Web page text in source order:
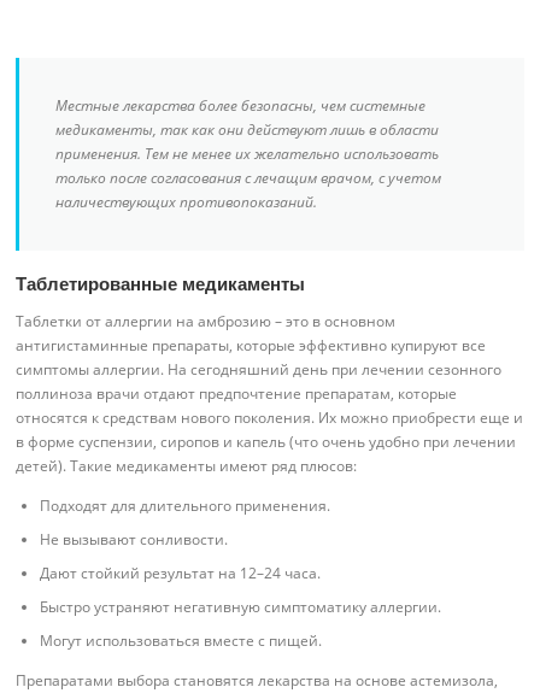
Местные лекарства более безопасны, чем системные
медикаменты, так как они действуют лишь в области
применения. Тем не менее их желательно использовать
только после согласования с лечащим врачом, с учетом
наличествующих противопоказаний.
Таблетированные медикаменты
Таблетки от аллергии на амброзию – это в основном
антигистаминные препараты, которые эффективно купируют все
симптомы аллергии. На сегодняшний день при лечении сезонного
поллиноза врачи отдают предпочтение препаратам, которые
относятся к средствам нового поколения. Их можно приобрести еще и
в форме суспензии, сиропов и капель (что очень удобно при лечении
детей). Такие медикаменты имеют ряд плюсов:
Подходят для длительного применения.
Не вызывают сонливости.
Дают стойкий результат на 12–24 часа.
Быстро устраняют негативную симптоматику аллергии.
Могут использоваться вместе с пищей.
Препаратами выбора становятся лекарства на основе астемизола,